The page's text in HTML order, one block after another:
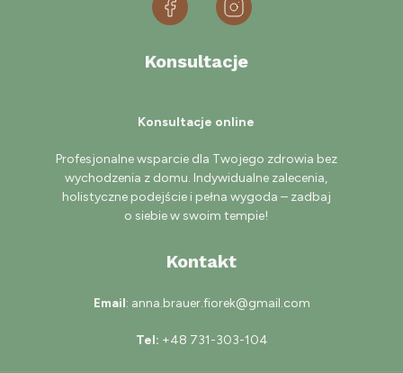
Kontakt
Email: anna.brauer.fiorek@gmail.com
Tel: +48 731-303-104
Konsultacje
Konsultacje online
Profesjonalne wsparcie dla Twojego zdrowia bez
wychodzenia z domu. Indywidualne zalecenia,
holistyczne podejście i pełna wygoda – zadbaj
o siebie w swoim tempie!